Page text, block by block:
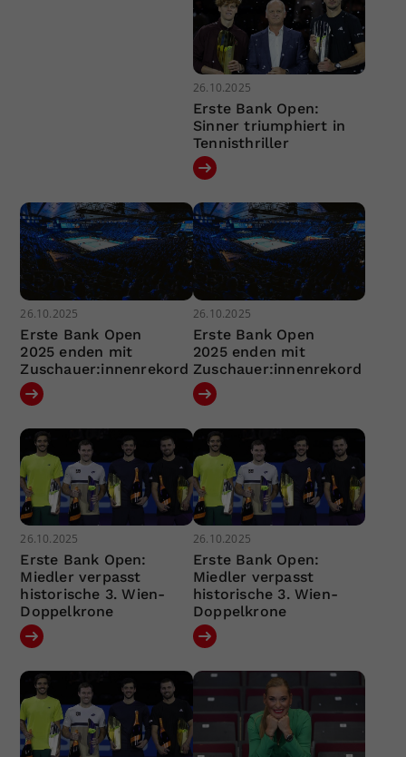
26.10.2025
Erste Bank Open:
Sinner triumphiert in
Tennisthriller
26.10.2025
Erste Bank Open
2025 enden mit
Zuschauer:innenrekord
26.10.2025
Erste Bank Open
2025 enden mit
Zuschauer:innenrekord
26.10.2025
Erste Bank Open:
Miedler verpasst
historische 3. Wien-
Doppelkrone
26.10.2025
Erste Bank Open:
Miedler verpasst
historische 3. Wien-
Doppelkrone